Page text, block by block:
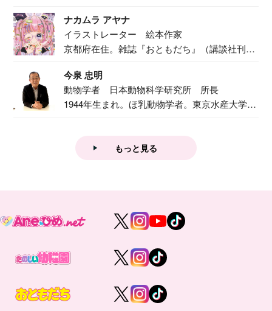
ナカムラ アヤナ
イラストレーター 絵本作家
京都府在住。雑誌『おともだち』（講談社刊）
今泉 忠明
動物学者 日本動物科学研究所 所長
1944年生まれ。ほ乳動物学者。東京水産大学卒
もっと見る